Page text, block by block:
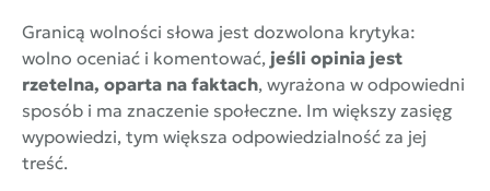
Granicą wolności słowa jest dozwolona krytyka:
wolno oceniać i komentować, jeśli opinia jest
rzetelna, oparta na faktach, wyrażona w odpowiedni
sposób i ma znaczenie społeczne. Im większy zasięg
wypowiedzi, tym większa odpowiedzialność za jej
treść.